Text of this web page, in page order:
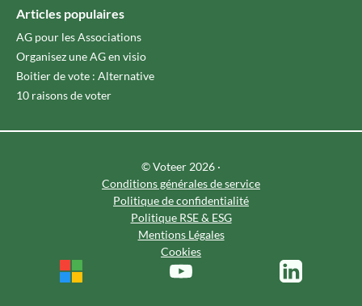
Articles populaires
AG pour les Associations
Organisez une AG en visio
Boitier de vote : Alternative
10 raisons de voter
© Voteer 2026 ·
Conditions générales de service
Politique de confidentialité
Politique RSE & ESG
Mentions Légales
Cookies